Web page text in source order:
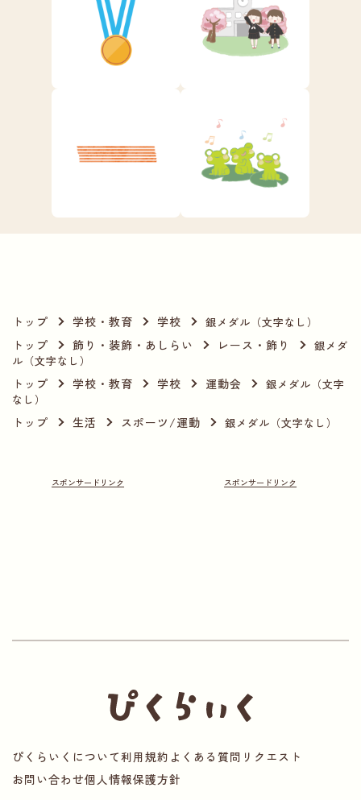
トップ 学校・教育 学校 銀メダル（文字なし）
トップ 飾り・装飾・あしらい レース・飾り
銀メダ
ル（文字なし）
トップ 学校・教育 学校 運動会
銀メダル（文字
なし）
トップ 生活 スポーツ/運動 銀メダル（文字なし）
ぴくらいくについて利用規約 よくある質問 リクエスト
お問い合わせ個人情報保護方針